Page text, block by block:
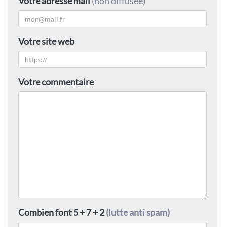
Votre site web
Votre commentaire
Combien font 5 + 7 + 2(lutte anti spam)